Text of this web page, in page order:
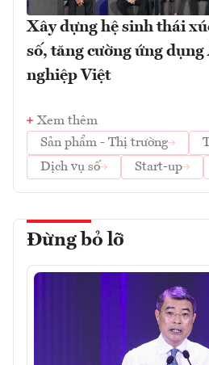
Xây dựng hệ sinh thái
số, tăng cường ứng
nghiệp Việt
Xem thêm
Sản phẩm - Thị trường
Dịch vụ số
Start-up
Đừng bỏ lỡ